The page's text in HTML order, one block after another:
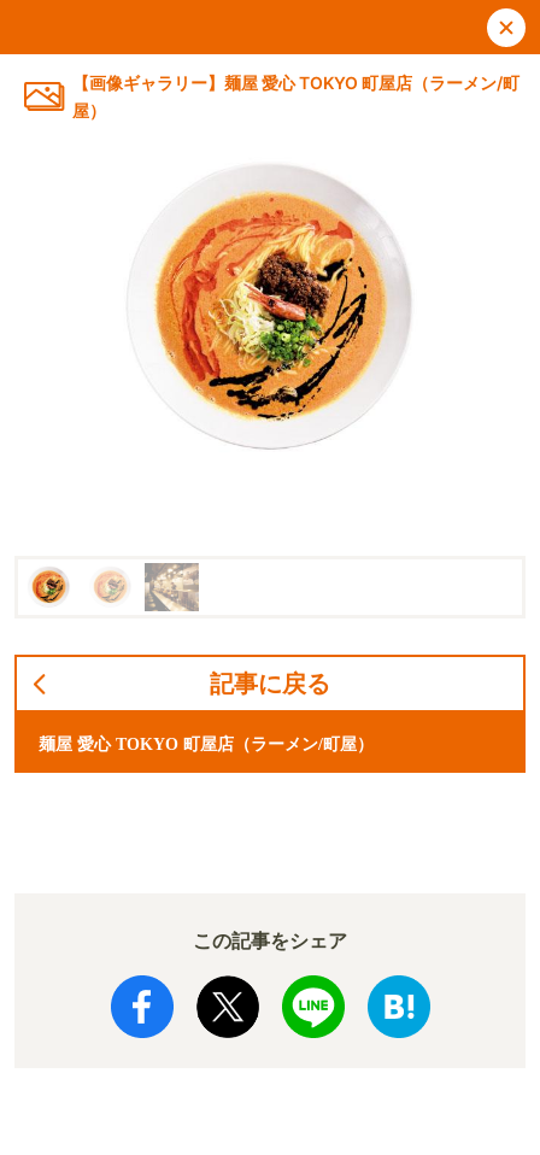
【画像ギャラリー】麺屋 愛心 TOKYO 町屋店（ラーメン/町
屋）
記事に戻る
麺屋 愛心 TOKYO 町屋店（ラーメン/町屋）
この記事をシェア